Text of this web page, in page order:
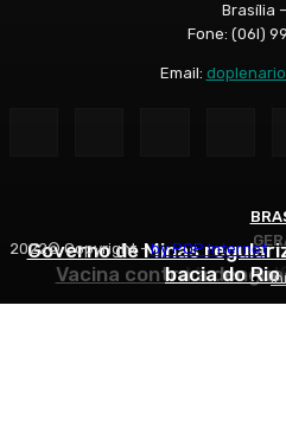
Morre
Vacina contra a
Governo de Minas
bacia do
Brasília
Fone: (06l)
Email:
2022© Copyright -by POP Internet